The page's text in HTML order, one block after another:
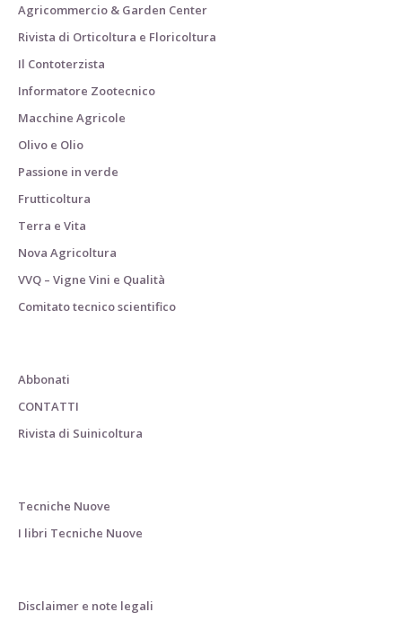
Agricommercio & Garden Center
Rivista di Orticoltura e Floricoltura
Il Contoterzista
Informatore Zootecnico
Macchine Agricole
Olivo e Olio
Passione in verde
Frutticoltura
Terra e Vita
Nova Agricoltura
VVQ – Vigne Vini e Qualità
Comitato tecnico scientifico
Abbonati
CONTATTI
Rivista di Suinicoltura
Tecniche Nuove
I libri Tecniche Nuove
Disclaimer e note legali